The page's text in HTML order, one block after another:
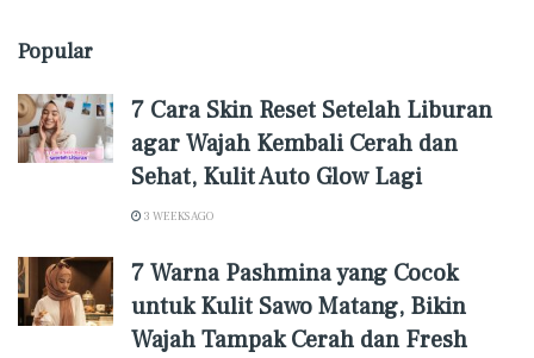
Popular
7 Cara Skin Reset Setelah Liburan
agar Wajah Kembali Cerah dan
Sehat, Kulit Auto Glow Lagi
3 WEEKS AGO
7 Warna Pashmina yang Cocok
untuk Kulit Sawo Matang, Bikin
Wajah Tampak Cerah dan Fresh